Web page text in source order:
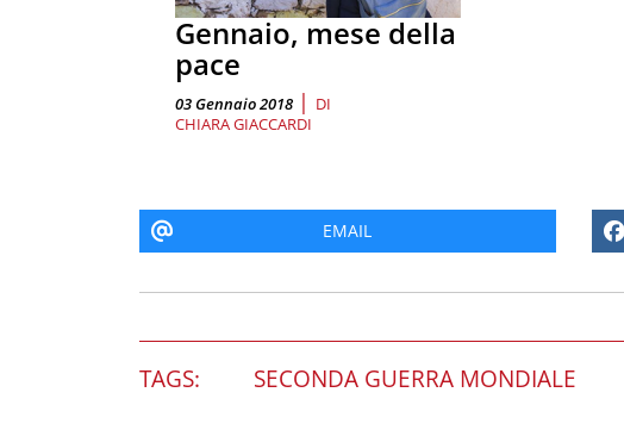
Gennaio, mese della
pace
03 Gennaio 2018 | DI
CHIARA GIACCARDI
EMAIL
TAGS: SECONDA GUERRA MONDIALE